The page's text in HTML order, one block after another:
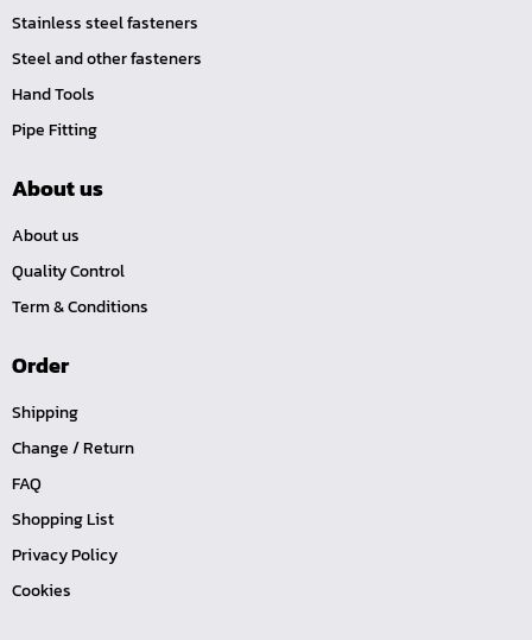
หน้าแปลนเหล็กเกลียวใน JEF 150P
หน้าแปลนเหล็กสวมเชื่อม JEF SWRF 150P
หน้าแปลนเหล็กคอสูง JEF WNRF 300P
หน้าแปลนเหล็กคอสูง JEF WNRF PN40
หน้าแปลนเหล็กคอสูง JEF WNRF PN16
หน้าแปลนเหล็กบอด JEF 10K FF ชุบกัลวาไนซ์
หน้าแปลนเหล็กบอด JEF 150P RF ชุบกัลวาไนซ์
หน้าแปลนเชื่อมเหล็ก JEF 150P RF ชุบกัลวาไนซ์
หน้าแปลนเชื่อมเหล็ก JEF PN16 RF
หน้าแปลนเชื่อมเหล็ก JEF 300P RF
คีมตัดสายเคเบิ้ล
คีมย้ำสายไฟ
คีมล๊อค
Stainless steel fasteners
Steel and other fasteners
Hand Tools
Pipe Fitting
About us
About us
Quality Control
Term & Conditions
Order
Shipping
Change / Return
FAQ
Shopping List
Privacy Policy
Cookies